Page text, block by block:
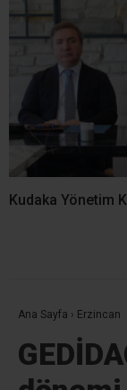
Kudaka Yönetim
Ana Sayfa › Erzincan